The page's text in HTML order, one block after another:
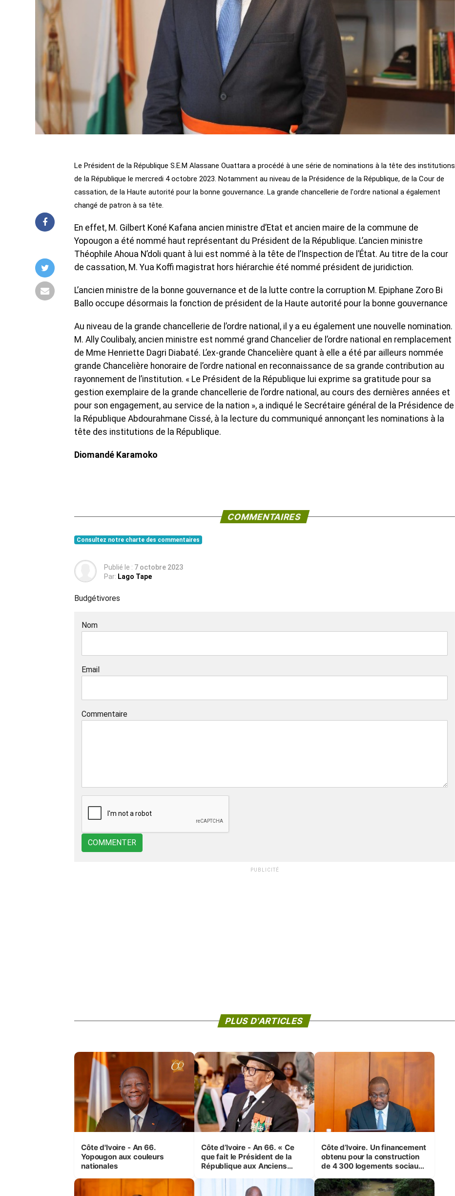
Le Président de la République S.E.M Alassane Ouattara a procédé à une série de nominations à la tête des institutions
de la République le mercredi 4 octobre 2023. Notamment au niveau de la Présidence de la République, de la Cour de
cassation, de la Haute autorité pour la bonne gouvernance. La grande chancellerie de l'ordre national a également
changé de patron à sa tête.
En effet, M. Gilbert Koné Kafana ancien ministre d’Etat et ancien maire de la commune de
Yopougon a été nommé haut représentant du Président de la République. L’ancien ministre
Théophile Ahoua N’doli quant à lui est nommé à la tête de l’Inspection de l’État. Au titre de la cour
de cassation, M. Yua Koffi magistrat hors hiérarchie été nommé président de juridiction.
L’ancien ministre de la bonne gouvernance et de la lutte contre la corruption M. Epiphane Zoro Bi
Ballo occupe désormais la fonction de président de la Haute autorité pour la bonne gouvernance
Au niveau de la grande chancellerie de l’ordre national, il y a eu également une nouvelle nomination.
M. Ally Coulibaly, ancien ministre est nommé grand Chancelier de l’ordre national en remplacement
de Mme Henriette Dagri Diabaté. L’ex-grande Chancelière quant à elle a été par ailleurs nommée
grande Chancelière honoraire de l’ordre national en reconnaissance de sa grande contribution au
rayonnement de l’institution. « Le Président de la République lui exprime sa gratitude pour sa
gestion exemplaire de la grande chancellerie de l’ordre national, au cours des dernières années et
pour son engagement, au service de la nation », a indiqué le Secrétaire général de la Présidence de
la République Abdourahmane Cissé, à la lecture du communiqué annonçant les nominations à la
tête des institutions de la République.
Diomandé Karamoko
COMMENTAIRES
Consultez notre charte des commentaires
Publié le : 7 octobre 2023
Par: Lago Tape
Budgétivores
Nom
Email
Commentaire
COMMENTER
PUBLICITÉ
PLUS D'ARTICLES
Côte d'Ivoire - An 66.
Yopougon aux couleurs
nationales
Côte d’Ivoire - An 66. « Ce
que fait le Président de la
République aux Anciens
(Cne Yassoungo Koné ®)
Côte d’Ivoire. Un financement
obtenu pour la construction
de 4 300 logements sociaux
Bouaké et Yamoussoukro